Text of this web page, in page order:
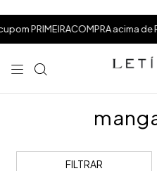
R$199,99 . frete grátis acima
FILTRAR